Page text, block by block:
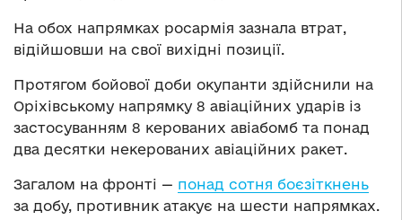
На обох напрямках росармія зазнала втрат,
відійшовши на свої вихідні позиції.
Протягом бойової доби окупанти здійснили на
Оріхівському напрямку 8 авіаційних ударів із
застосуванням 8 керованих авіабомб та понад
два десятки некерованих авіаційних ракет.
Загалом на фронті — понад сотня боєзіткнень
за добу, противник атакує на шести напрямках.